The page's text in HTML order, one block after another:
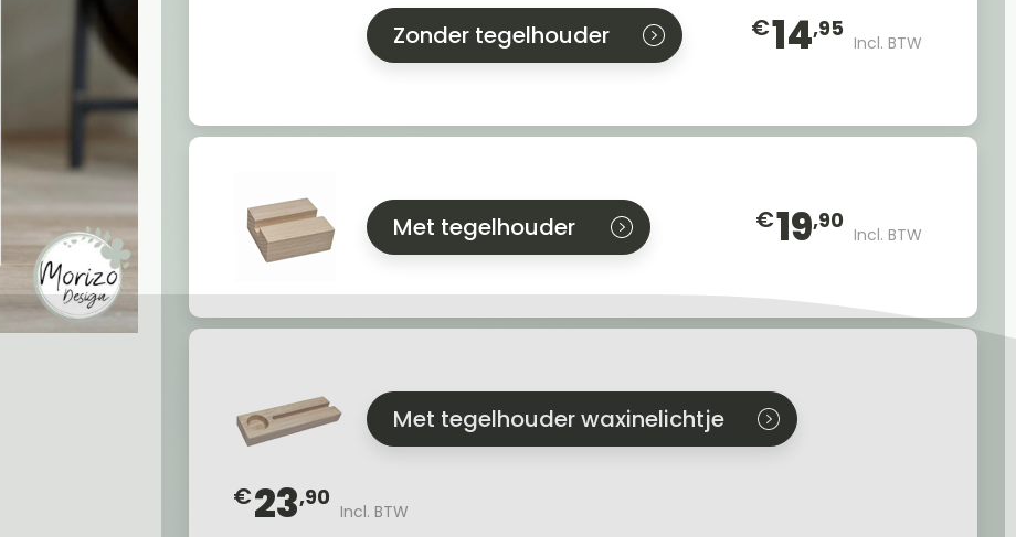
Zonder tegelhouder €14,95
Incl. BTW
Met tegelhouder €19,90
Incl. BTW
Met tegelhouder waxinelichtje
€23,90
Incl. BTW